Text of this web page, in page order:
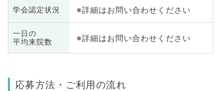
学会認定状況 ※詳細はお問い合わせください
一日の
平均来院数
※詳細はお問い合わせください
応募方法・ご利用の流れ